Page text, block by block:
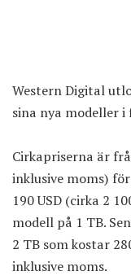
Western Digital
sina nya modeller i
Cirkapriserna är
inklusive moms)
190 USD (cirka 2
modell på 1 TB.
2 TB som kostar
inklusive moms.